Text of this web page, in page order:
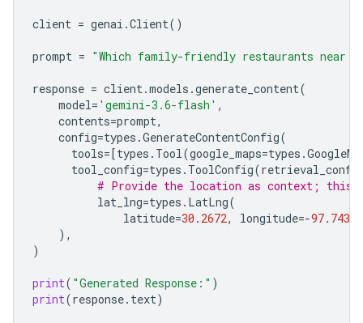
client = genai .Client()
prompt = "Which family-friendly restaurants near
response = client.models .generate_content(
model= 'gemini-3.6-flash' ,
contents=prompt,
config=types .GenerateContentConfig(
tools=[types . Tool(google_maps=types .
tool_config=types . ToolConfig(
# Provide the location as context; this
lat_lng=types . LatLng(
latitude=30.2672, longitude=-97.7431
),
)
print( "Generated Response:" )
print(response. text)